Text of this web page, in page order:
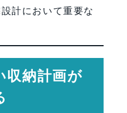
計において重要な
収納計画が